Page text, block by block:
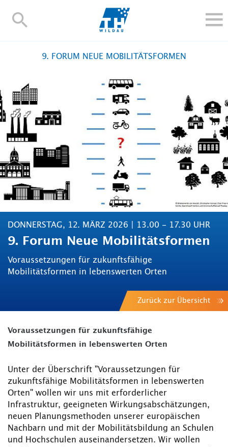
TH-
STUDIEREN UND WEITERBILDEN
FORSCHUNG UND TRANSFER
ALUMNI
HOCHSCHULE
INTERNATIONAL
BESCHÄFTIGTE
Blogs Kontakt und Anfahrt Moodle
TH Online-Portal Personensuche
9. FORUM NEUE MOBILITÄTSFORMEN
DONNERSTAG, 12. MÄRZ 2026 | 13.00 - 17.30 UHR
9. Forum Neue Mobilitätsformen
Voraussetzungen für zukunftsfähige
Mobilitätsformen in lebenswerten Orten
Zurück zur Übersicht
Voraussetzungen für zukunftsfähige
Mobilitätsformen in lebenswerten Orten
Unter der Überschrift "Voraussetzungen für
zukunftsfähige Mobilitätsformen in lebenswerten
Orten" wollen wir uns mit erforderlicher
Infrastruktur, geeigneten Wirkungsabschätzungen,
neuen Planungsmethoden unserer europäischen
Nachbarn und mit der Mobilitätsbildung an Schulen
und Hochschulen auseinandersetzen. Wir wollen